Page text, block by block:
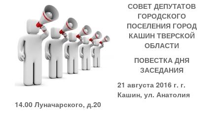
СОВЕТ ДЕПУТАТОВ
ГОРОДСКОГО
ПОСЕЛЕНИЯ ГОРОД
КАШИН ТВЕРСКОЙ
ОБЛАСТИ
ПОВЕСТКА ДНЯ
ЗАСЕДАНИЯ
21 августа 2016 г. г.
Кашин, ул. Анатолия
14.00 Луначарского, д.20